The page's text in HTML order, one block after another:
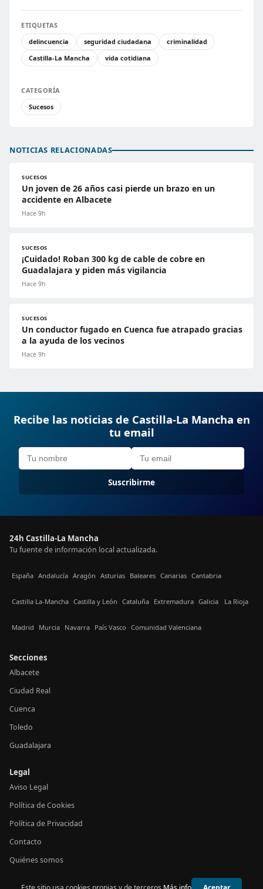
ETIQUETAS
delincuencia
seguridad ciudadana
criminalidad
Castilla-La Mancha
vida cotidiana
CATEGORÍA
Sucesos
NOTICIAS RELACIONADAS
SUCESOS
Un joven de 26 años casi pierde un brazo en un
accidente en Albacete
Hace 9h
SUCESOS
¡Cuidado! Roban 300 kg de cable de cobre en
Guadalajara y piden más vigilancia
Hace 9h
SUCESOS
Un conductor fugado en Cuenca fue atrapado gracias
a la ayuda de los vecinos
Hace 9h
Recibe las noticias de Castilla-La Mancha en
tu email
Suscribirme
24h Castilla-La Mancha
Tu fuente de información local actualizada.
España Andalucía Aragón Asturias Baleares Canarias Cantabria
Castilla La-Mancha Castilla y León Cataluña Extremadura Galicia La Rioja
Madrid Murcia Navarra País Vasco Comunidad Valenciana
Secciones
Albacete
Ciudad Real
Cuenca
Toledo
Guadalajara
Legal
Aviso Legal
Política de Cookies
Política de Privacidad
Contacto
Quiénes somos